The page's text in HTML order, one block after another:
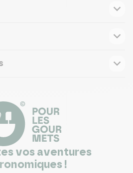
vos aventures
!